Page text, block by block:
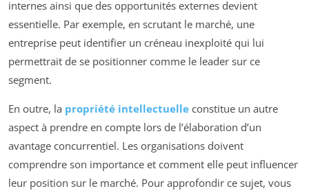
internes ainsi que des opportunités externes devient
essentielle. Par exemple, en scrutant le marché, une
entreprise peut identifier un créneau inexploité qui lui
permettrait de se positionner comme le leader sur ce
segment.
En outre, la propriété intellectuelle constitue un autre
aspect à prendre en compte lors de l’élaboration d’un
avantage concurrentiel. Les organisations doivent
comprendre son importance et comment elle peut influencer
leur position sur le marché. Pour approfondir ce sujet, vous